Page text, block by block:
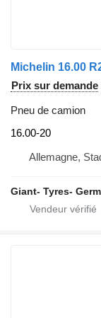
Michelin 16.00
Prix sur demande
Pneu de camion
16.00-20
Allemagne,
Giant- Tyres-